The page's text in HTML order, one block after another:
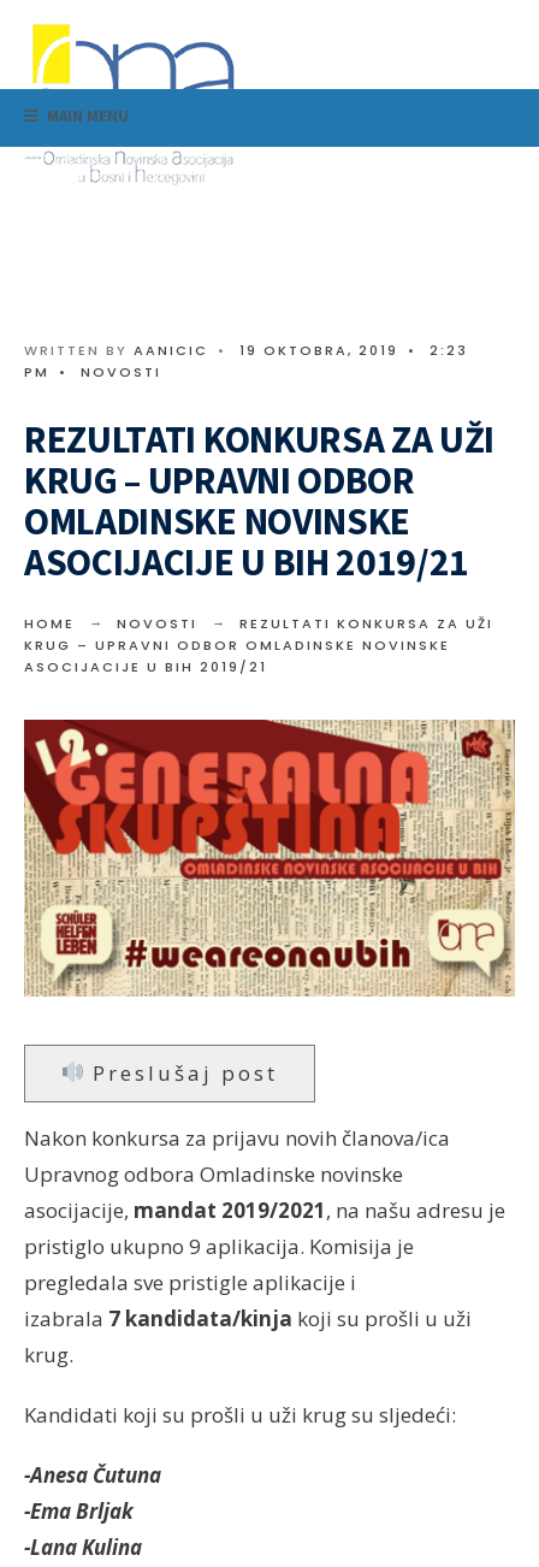
MAIN MENU
WRITTEN BY AANICIC • 19 OKTOBRA, 2019 •
2:23
PM
• NOVOSTI
REZULTATI KONKURSA ZA UŽI
KRUG – UPRAVNI ODBOR
OMLADINSKE NOVINSKE
ASOCIJACIJE U BIH 2019/21
HOME NOVOSTI
REZULTATI KONKURSA ZA UŽI
KRUG – UPRAVNI ODBOR OMLADINSKE NOVINSKE
ASOCIJACIJE U BIH 2019/21
Preslušaj post
Nakon konkursa za prijavu novih članova/ica
Upravnog odbora Omladinske novinske
asocijacije, mandat 2019/2021, na našu adresu je
pristiglo ukupno 9 aplikacija. Komisija je
pregledala sve pristigle aplikacije i
izabrala 7 kandidata/kinja koji su prošli u uži
krug.
Kandidati koji su prošli u uži krug su sljedeći:
-Anesa Čutuna
-Ema Brljak
-Lana Kulina